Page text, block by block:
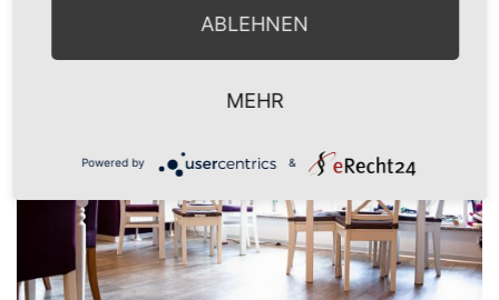
ABLEHNEN
MEHR
Powered by &